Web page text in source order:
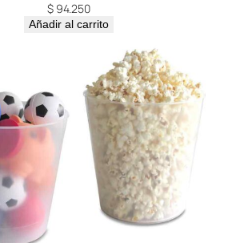
$94.250
Añadir al carrito